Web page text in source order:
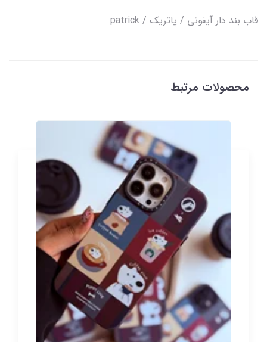
قاب بند دار آیفونی / پاتریک / patrick
محصولات مرتبط